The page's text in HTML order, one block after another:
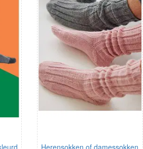
Herensokken of damessokken